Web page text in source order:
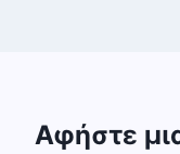
Αφήστε